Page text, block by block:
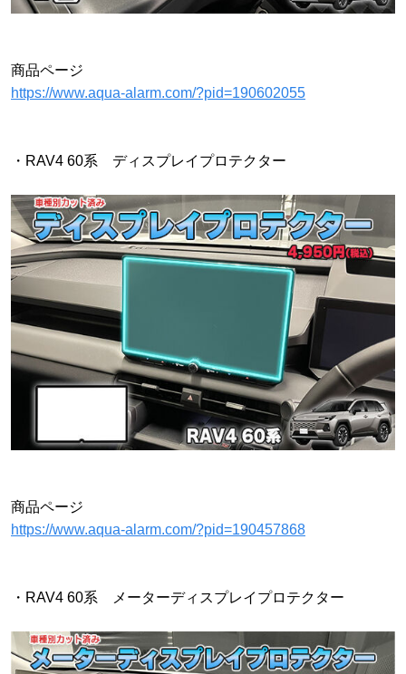
商品ページ
https://www.aqua-alarm.com/?pid=190602055
・RAV4 60系 ディスプレイプロテクター
商品ページ
https://www.aqua-alarm.com/?pid=190457868
・RAV4 60系 メーターディスプレイプロテクター